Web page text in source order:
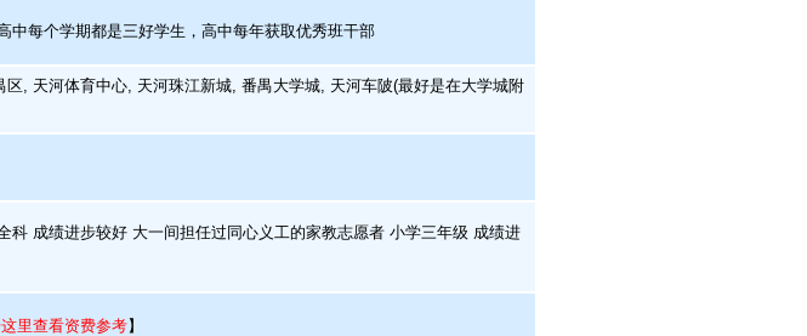
每个学期都是三好学生，高中每年获取优秀班干部
, 天河体育中心, 天河珠江新城, 番禺大学城, 天河车陂(最好是在大学城附
成绩进步较好 大一间担任过同心义工的家教志愿者 小学三年级 成绩进
里查看资费参考】